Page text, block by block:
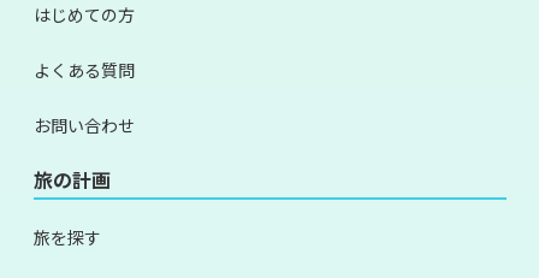
はじめての方
よくある質問
お問い合わせ
旅の計画
旅を探す